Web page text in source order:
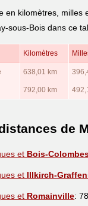
en kilomètres, milles
sous-Bois dans ce
Kilomètres
638,01 km
792,00 km
de
et Bois-
et Illkirch-
et Romainville: